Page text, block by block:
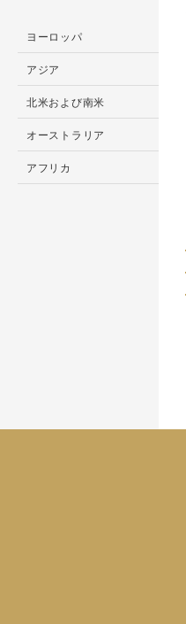
ヨーロッパ
アジア
北米および南米
オーストラリア
アフリカ